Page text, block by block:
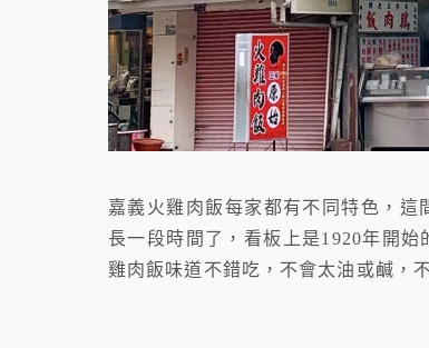
嘉義火雞肉飯每家都有不同特色，
長一段時間了，看板上是1920年開
雞肉飯味道不錯吃，不會太油或鹹，